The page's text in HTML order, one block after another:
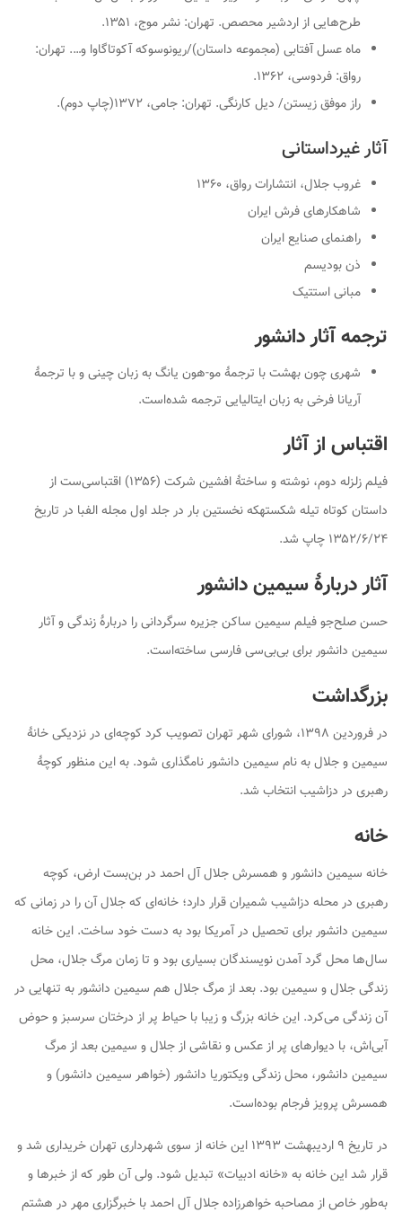
طرح‌هایی از اردشیر محصص. ت‍ه‍ران: نشر موج‏‫، ۱۳۵۱.
ماه عسل آفتابی (مجموعه داستان)/ریونوسوکه آکوتاگاوا و…. ت‍ه‍ران:
رواق: فردوسی‏‫، ۱۳۶۲.
راز م‍وف‍ق زی‍س‍ت‍ن‌/ دی‍ل ک‍ارن‍گ‍ی. ت‍ه‍ران: ج‍ام‍ی، ۱۳۷۲(چاپ دوم).
آثار غیرداستانی
غروب جلال، انتشارات رواق، ۱۳۶۰
شاهکارهای فرش ایران
راهنمای صنایع ایران
ذن بودیسم
مبانی استتیک
ترجمه آثار دانشور
شهری چون بهشتبا ترجمهٔ مو-هون یانگ به زبان چینی و با ترجمهٔ
آریانا فرخی به زبان ایتالیایی ترجمه شده‌است.
اقتباس از آثار
فیلمزلزله دوم
، نوشته و ساختهٔ افشین شرکت (۱۳۵۶) اقتباسی‌ست از
داستان کوتاه تیله شکستهکه نخستین بار در جلد اول مجلهالفبا در تاریخ
۱۳۵۲/۶/۲۴ چاپ شد.
آثار دربارهٔ سیمین دانشور
حسن صلح‌جو فیلم سیمین ساکن جزیره سرگردانی را دربارهٔ زندگی و آثار
سیمین دانشور برای بی‌بی‌سی فارسی ساخته‌است.
بزرگداشت
در فروردین ۱۳۹۸، شورای شهر تهران تصویب کرد کوچه‌ای در نزدیکی خانهٔ
سیمین و جلال به نام سیمین دانشور نامگذاری شود. به این منظور کوچهٔ
رهبری در دزاشیب انتخاب شد.
خانه
خانه سیمین دانشور و همسرش جلال آل احمد در بن‌بست ارض، کوچه
رهبری در محله دزاشیب شمیران قرار دارد؛ خانه‌ای که جلال آن را در زمانی که
سیمین دانشور برای تحصیل در آمریکا بود به دست خود ساخت. این خانه
سال‌ها محل گرد آمدن نویسندگان بسیاری بود و تا زمان مرگ جلال، محل
زندگی جلال و سیمین بود. بعد از مرگ جلال هم سیمین دانشور به تنهایی در
آن زندگی می‌کرد. این خانه بزرگ و زیبا با حیاط پر از درختان سرسبز و حوض
آبی‌اش، با دیوارهای پر از عکس و نقاشی از جلال و سیمین بعد از مرگ
سیمین دانشور، محل زندگی ویکتوریا دانشور (خواهر سیمین دانشور) و
همسرش پرویز فرجام بوده‌است.
در تاریخ ۹ اردیبهشت ۱۳۹۳ این خانه از سوی شهرداری تهران خریداری شد و
قرار شد این خانه به «خانه ادبیات» تبدیل شود. ولی آن طور که از خبرها و
به‌طور خاص از مصاحبه خواهرزاده جلال آل احمد با خبرگزاری مهر در هشتم